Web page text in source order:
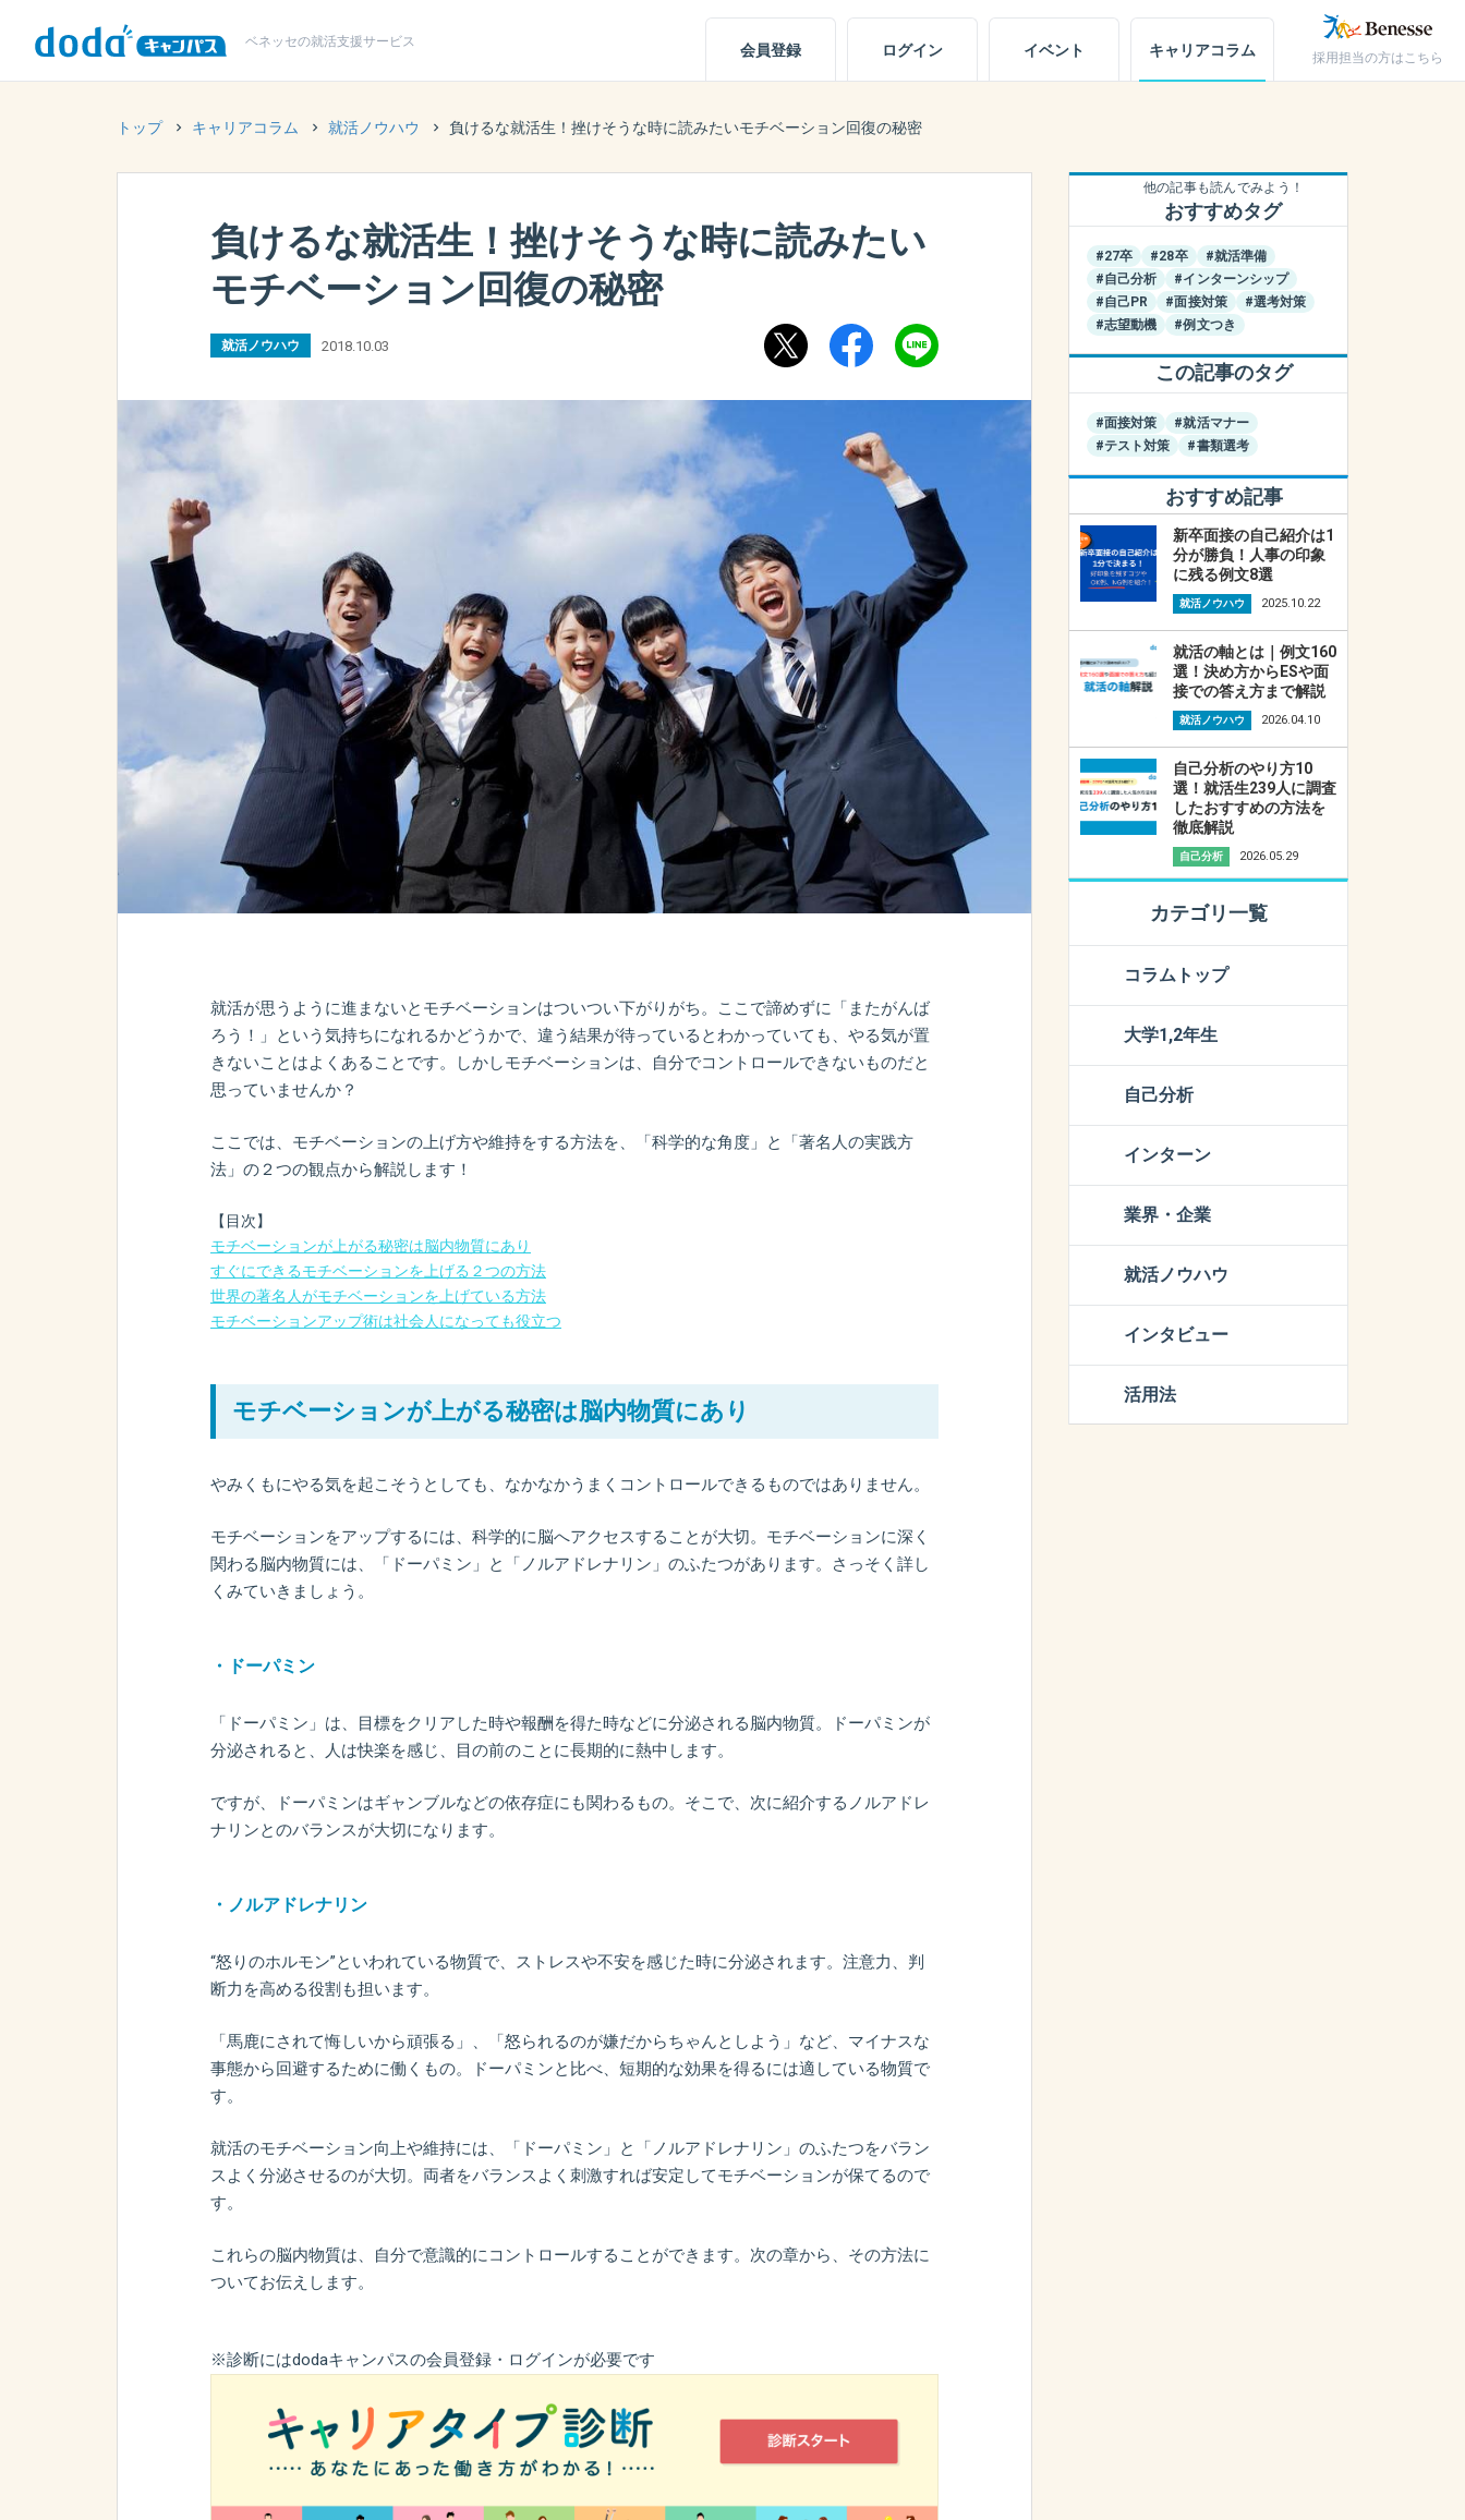
ベネッセの就活支援サービス
会員登録 ログイン イベント キャリアコラム 採用担当の方はこちら
お問い合わせ
トップ キャリアコラム 就活ノウハウ 負けるな就活生！挫けそうな時に読みたいモチベーション回復の秘密
負けるな就活生！挫けそうな時に読みたい
モチベーション回復の秘密
就活ノウハウ 2018.10.03
就活が思うように進まないとモチベーションはついつい下がりがち。ここで諦めずに「またがんば
ろう！」という気持ちになれるかどうかで、違う結果が待っているとわかっていても、やる気が置
きないことはよくあることです。しかしモチベーションは、自分でコントロールできないものだと
思っていませんか？
ここでは、モチベーションの上げ方や維持をする方法を、「科学的な角度」と「著名人の実践方
法」の２つの観点から解説します！
【目次】
モチベーションが上がる秘密は脳内物質にあり
すぐにできるモチベーションを上げる２つの方法
世界の著名人がモチベーションを上げている方法
モチベーションアップ術は社会人になっても役立つ
モチベーションが上がる秘密は脳内物質にあり
やみくもにやる気を起こそうとしても、なかなかうまくコントロールできるものではありません。
モチベーションをアップするには、科学的に脳へアクセスすることが大切。モチベーションに深く
関わる脳内物質には、「ドーパミン」と「ノルアドレナリン」のふたつがあります。さっそく詳し
くみていきましょう。
・ドーパミン
「ドーパミン」は、目標をクリアした時や報酬を得た時などに分泌される脳内物質。ドーパミンが
分泌されると、人は快楽を感じ、目の前のことに長期的に熱中します。
ですが、ドーパミンはギャンブルなどの依存症にも関わるもの。そこで、次に紹介するノルアドレ
ナリンとのバランスが大切になります。
・ノルアドレナリン
“怒りのホルモン”といわれている物質で、ストレスや不安を感じた時に分泌されます。注意力、判
断力を高める役割も担います。
「馬鹿にされて悔しいから頑張る」、「怒られるのが嫌だからちゃんとしよう」など、マイナスな
事態から回避するために働くもの。ドーパミンと比べ、短期的な効果を得るには適している物質で
す。
就活のモチベーション向上や維持には、「ドーパミン」と「ノルアドレナリン」のふたつをバラン
スよく分泌させるのが大切。両者をバランスよく刺激すれば安定してモチベーションが保てるので
す。
これらの脳内物質は、自分で意識的にコントロールすることができます。次の章から、その方法に
ついてお伝えします。
※診断にはdodaキャンパスの会員登録・ログインが必要です
他の記事も読んでみよう！
おすすめタグ
#27卒 #28卒
#就活準備
#自己分析
#インターンシップ
#自己PR
#面接対策
#選考対策
#志望動機
#例文つき
この記事のタグ
#面接対策
#就活マナー
#テスト対策
#書類選考
おすすめ記事
新卒面接の自己紹介は1
分が勝負！人事の印象
に残る例文8選
就活ノウハウ 2025.10.22
就活の軸とは｜例文160
選！決め方からESや面
接での答え方まで解説
就活ノウハウ 2026.04.10
自己分析のやり方10
選！就活生239人に調査
したおすすめの方法を
徹底解説
自己分析 2026.05.29
カテゴリ一覧
コラムトップ
大学1,2年生
自己分析
インターン
業界・企業
就活ノウハウ
インタビュー
活用法